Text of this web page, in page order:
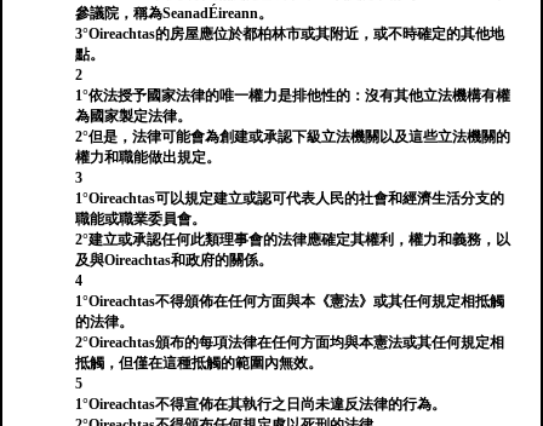
參議院，稱為SeanadÉireann。
3°Oireachtas的房屋應位於都柏林市或其附近，或不時確定的其他地
點。
2
1°依法授予國家法律的唯一權力是排他性的：沒有其他立法機構有權
為國家製定法律。
2°但是，法律可能會為創建或承認下級立法機關以及這些立法機關的
權力和職能做出規定。
3
1°Oireachtas可以規定建立或認可代表人民的社會和經濟生活分支的
職能或職業委員會。
2°建立或承認任何此類理事會的法律應確定其權利，權力和義務，以
及與Oireachtas和政府的關係。
4
1°Oireachtas不得頒佈在任何方面與本《憲法》或其任何規定相抵觸
的法律。
2°Oireachtas頒布的每項法律在任何方面均與本憲法或其任何規定相
抵觸，但僅在這種抵觸的範圍內無效。
5
1°Oireachtas不得宣佈在其執行之日尚未違反法律的行為。